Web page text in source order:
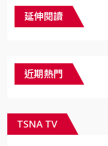
延伸閱讀
近期熱門
TSNA TV